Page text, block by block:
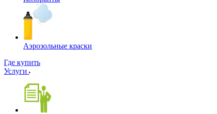
Аэрозольные краски
Где купить
Услуги